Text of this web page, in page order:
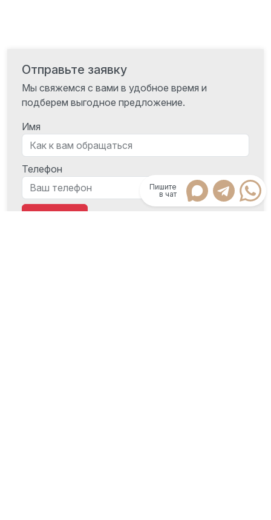
Отправьте заявку
Мы свяжемся с вами в удобное время и
подберем выгодное предложение.
Имя
Телефон
Отправить
Пишите
в чат